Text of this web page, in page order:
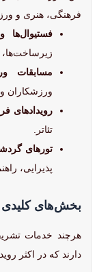
فرهنگی، هنری و
فستیوال‌ها
زیرساخت‌ها،
مسابقات
ورزشکاران و
رویدادهای
تئاتر.
تورهای
پذیرایی،
بخش‌های کلیدی
هرچند خدمات
دارند که در اکثر